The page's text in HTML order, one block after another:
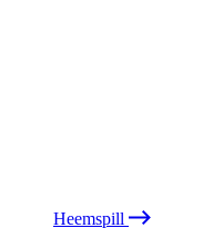
Heemspill